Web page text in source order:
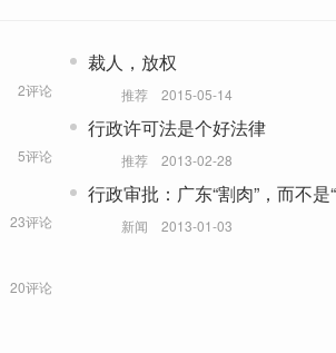
2评论
裁人，放权
推荐 2015-05-14
5评论
行政许可法是个好法律
推荐 2013-02-28
23评论
行政审批：广东“割肉”，而不是
新闻 2013-01-03
20评论